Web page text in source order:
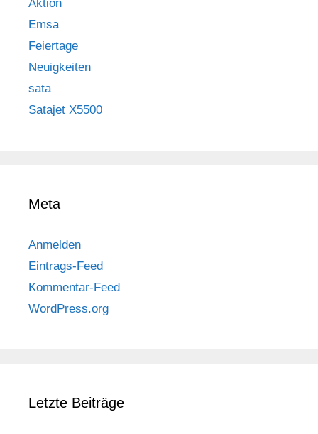
Aktion
Emsa
Feiertage
Neuigkeiten
sata
Satajet X5500
Meta
Anmelden
Eintrags-Feed
Kommentar-Feed
WordPress.org
Letzte Beiträge